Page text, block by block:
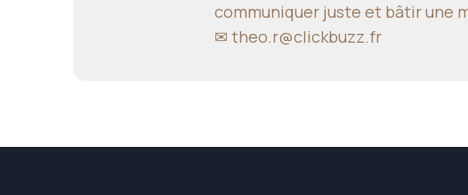
communiquer juste et bâtir une
✉ theo.r@clickbuzz.fr